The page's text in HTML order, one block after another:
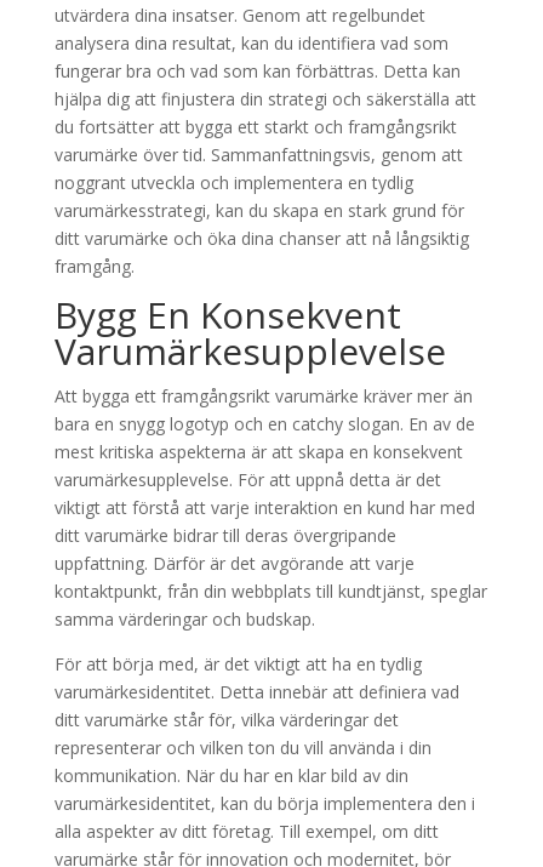
utvärdera dina insatser. Genom att regelbundet
analysera dina resultat, kan du identifiera vad som
fungerar bra och vad som kan förbättras. Detta kan
hjälpa dig att finjustera din strategi och säkerställa att
du fortsätter att bygga ett starkt och framgångsrikt
varumärke över tid. Sammanfattningsvis, genom att
noggrant utveckla och implementera en tydlig
varumärkesstrategi, kan du skapa en stark grund för
ditt varumärke och öka dina chanser att nå långsiktig
framgång.
Bygg En Konsekvent
Varumärkesupplevelse
Att bygga ett framgångsrikt varumärke kräver mer än
bara en snygg logotyp och en catchy slogan. En av de
mest kritiska aspekterna är att skapa en konsekvent
varumärkesupplevelse. För att uppnå detta är det
viktigt att förstå att varje interaktion en kund har med
ditt varumärke bidrar till deras övergripande
uppfattning. Därför är det avgörande att varje
kontaktpunkt, från din webbplats till kundtjänst, speglar
samma värderingar och budskap.
För att börja med, är det viktigt att ha en tydlig
varumärkesidentitet. Detta innebär att definiera vad
ditt varumärke står för, vilka värderingar det
representerar och vilken ton du vill använda i din
kommunikation. När du har en klar bild av din
varumärkesidentitet, kan du börja implementera den i
alla aspekter av ditt företag. Till exempel, om ditt
varumärke står för innovation och modernitet, bör